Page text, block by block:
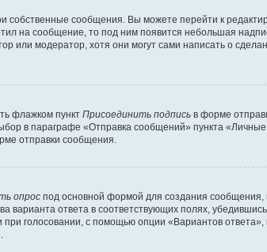
собственные сообщения. Вы можете перейти к
на сообщение, то под ним появится небольшая
или модератор, хотя они могут сами написать о
флажком пункт Присоединить подпись в форме
в параграфе «Отправка сообщений» пункта
отправки сообщения.
опрос под основной формой для создания сообщения,
ответа в соответствующих полях,
при голосовании, с помощью опции «Вариантов